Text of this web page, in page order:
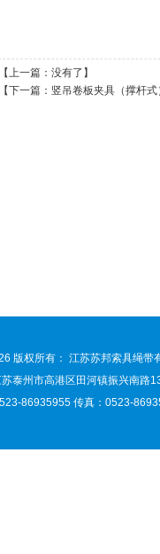
【上一篇：没有了】
【下一篇： 竖吊卷板夹具（撑杆式
版权所有： 江苏苏邦索具绳带
泰州市高港区田河镇振兴南
86935955 传真：0523-